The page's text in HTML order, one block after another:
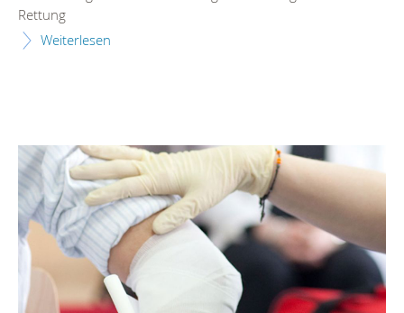
Rettung
Weiterlesen